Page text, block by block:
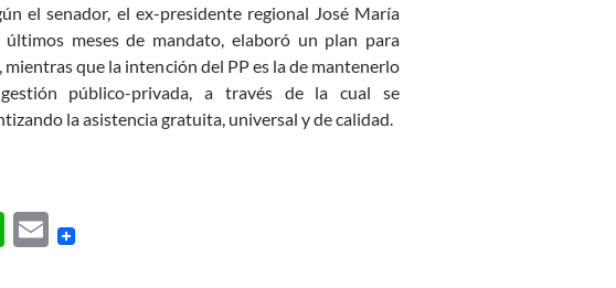
el senador, el ex-presidente regional José María
últimos meses de mandato, elaboró un plan para
que la intención del PP es la de mantenerlo
público-privada, a través de la cual se
la asistencia gratuita, universal y de calidad.
W E